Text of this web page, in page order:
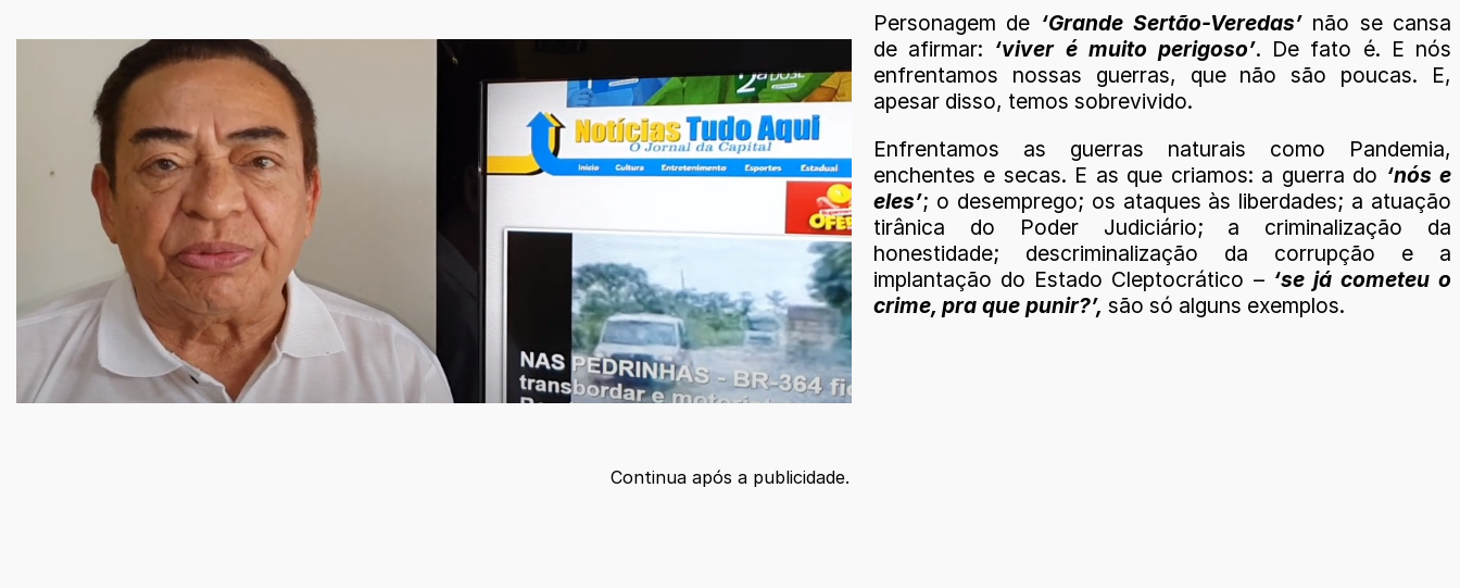
Personagem de ‘Grande Sertão-Veredas’ não se cansa
de afirmar: ‘viver é muito perigoso’. De fato é. E nós
enfrentamos nossas guerras, que não são poucas. E,
apesar disso, temos sobrevivido.
Enfrentamos as guerras naturais como Pandemia,
enchentes e secas. E as que criamos: a guerra do ‘nós e
eles’; o desemprego; os ataques às liberdades; a atuação
tirânica do Poder Judiciário; a criminalização da
honestidade; descriminalização da corrupção e a
implantação do Estado Cleptocrático – ‘se já cometeu o
crime, pra que punir?’, são só alguns exemplos.
Continua após a publicidade.